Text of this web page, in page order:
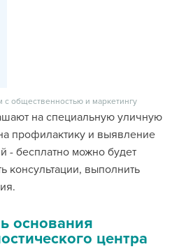
с общественностью и маркетингу
на специальную уличную
профилактику и выявление
- бесплатно можно будет
консультации, выполнить
основания
центра